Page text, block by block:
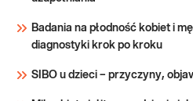
Badania na płodność kobiet i
diagnostyki krok po kroku
SIBO u dzieci – przyczyny,